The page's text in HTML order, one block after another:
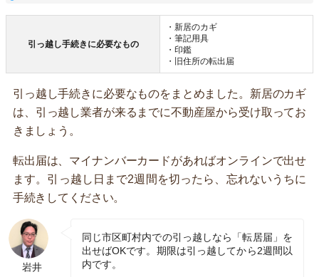
引っ越し手続きに必要なもの
・新居のカギ
・筆記用具
・印鑑
・旧住所の転出届
引っ越し手続きに必要なものをまとめました。新居のカギ
は、引っ越し業者が来るまでに不動産屋から受け取ってお
きましょう。
転出届は、マイナンバーカードがあればオンラインで出せ
ます。引っ越し日まで2週間を切ったら、忘れないうちに
手続きしてください。
岩井
同じ市区町村内での引っ越しなら「転居届」を
出せばOKです。期限は引っ越してから2週間以
内です。